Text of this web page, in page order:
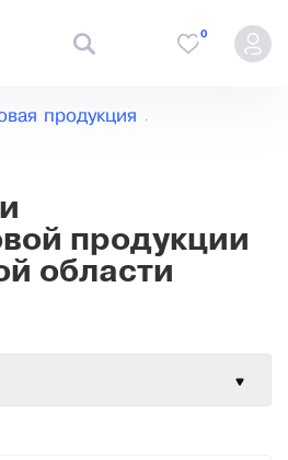
0
продукция
продукции
области